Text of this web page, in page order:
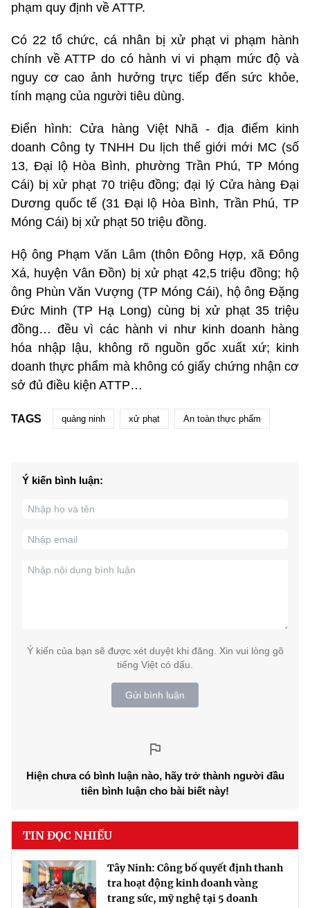
phạm quy định về ATTP.
Có 22 tổ chức, cá nhân bị xử phạt vi phạm hành
chính về ATTP do có hành vi vi phạm mức độ và
nguy cơ cao ảnh hưởng trực tiếp đến sức khỏe,
tính mạng của người tiêu dùng.
Điển hình: Cửa hàng Việt Nhã - địa điểm kinh
doanh Công ty TNHH Du lịch thế giới mới MC (số
13, Đại lộ Hòa Bình, phường Trần Phú, TP Móng
Cái) bị xử phạt 70 triệu đồng; đại lý Cửa hàng Đại
Dương quốc tế (31 Đại lộ Hòa Bình, Trần Phú, TP
Móng Cái) bị xử phạt 50 triệu đồng.
Hộ ông Phạm Văn Lâm (thôn Đông Hợp, xã Đông
Xá, huyện Vân Đồn) bị xử phạt 42,5 triệu đồng; hộ
ông Phùn Văn Vượng (TP Móng Cái), hộ ông Đặng
Đức Minh (TP Hạ Long) cùng bị xử phạt 35 triệu
đồng… đều vì các hành vi như kinh doanh hàng
hóa nhập lậu, không rõ nguồn gốc xuất xứ; kinh
doanh thực phẩm mà không có giấy chứng nhận cơ
sở đủ điều kiện ATTP…
TAGS quảng ninh xử phạt An toàn thực phẩm
Ý kiến bình luận:
Ý kiến của bạn sẽ được xét duyệt khi đăng. Xin vui lòng gõ
tiếng Việt có dấu.
Gửi bình luận
Hiện chưa có bình luận nào, hãy trở thành người đầu
tiên bình luận cho bài biết này!
TIN ĐỌC NHIỀU
Tây Ninh: Công bố quyết định thanh
tra hoạt động kinh doanh vàng
trang sức, mỹ nghệ tại 5 doanh